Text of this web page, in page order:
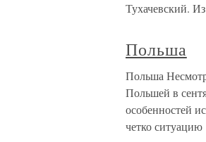
Тухачевский.
Польша
Польша
Польшей в
особенностей
четко ситуацию